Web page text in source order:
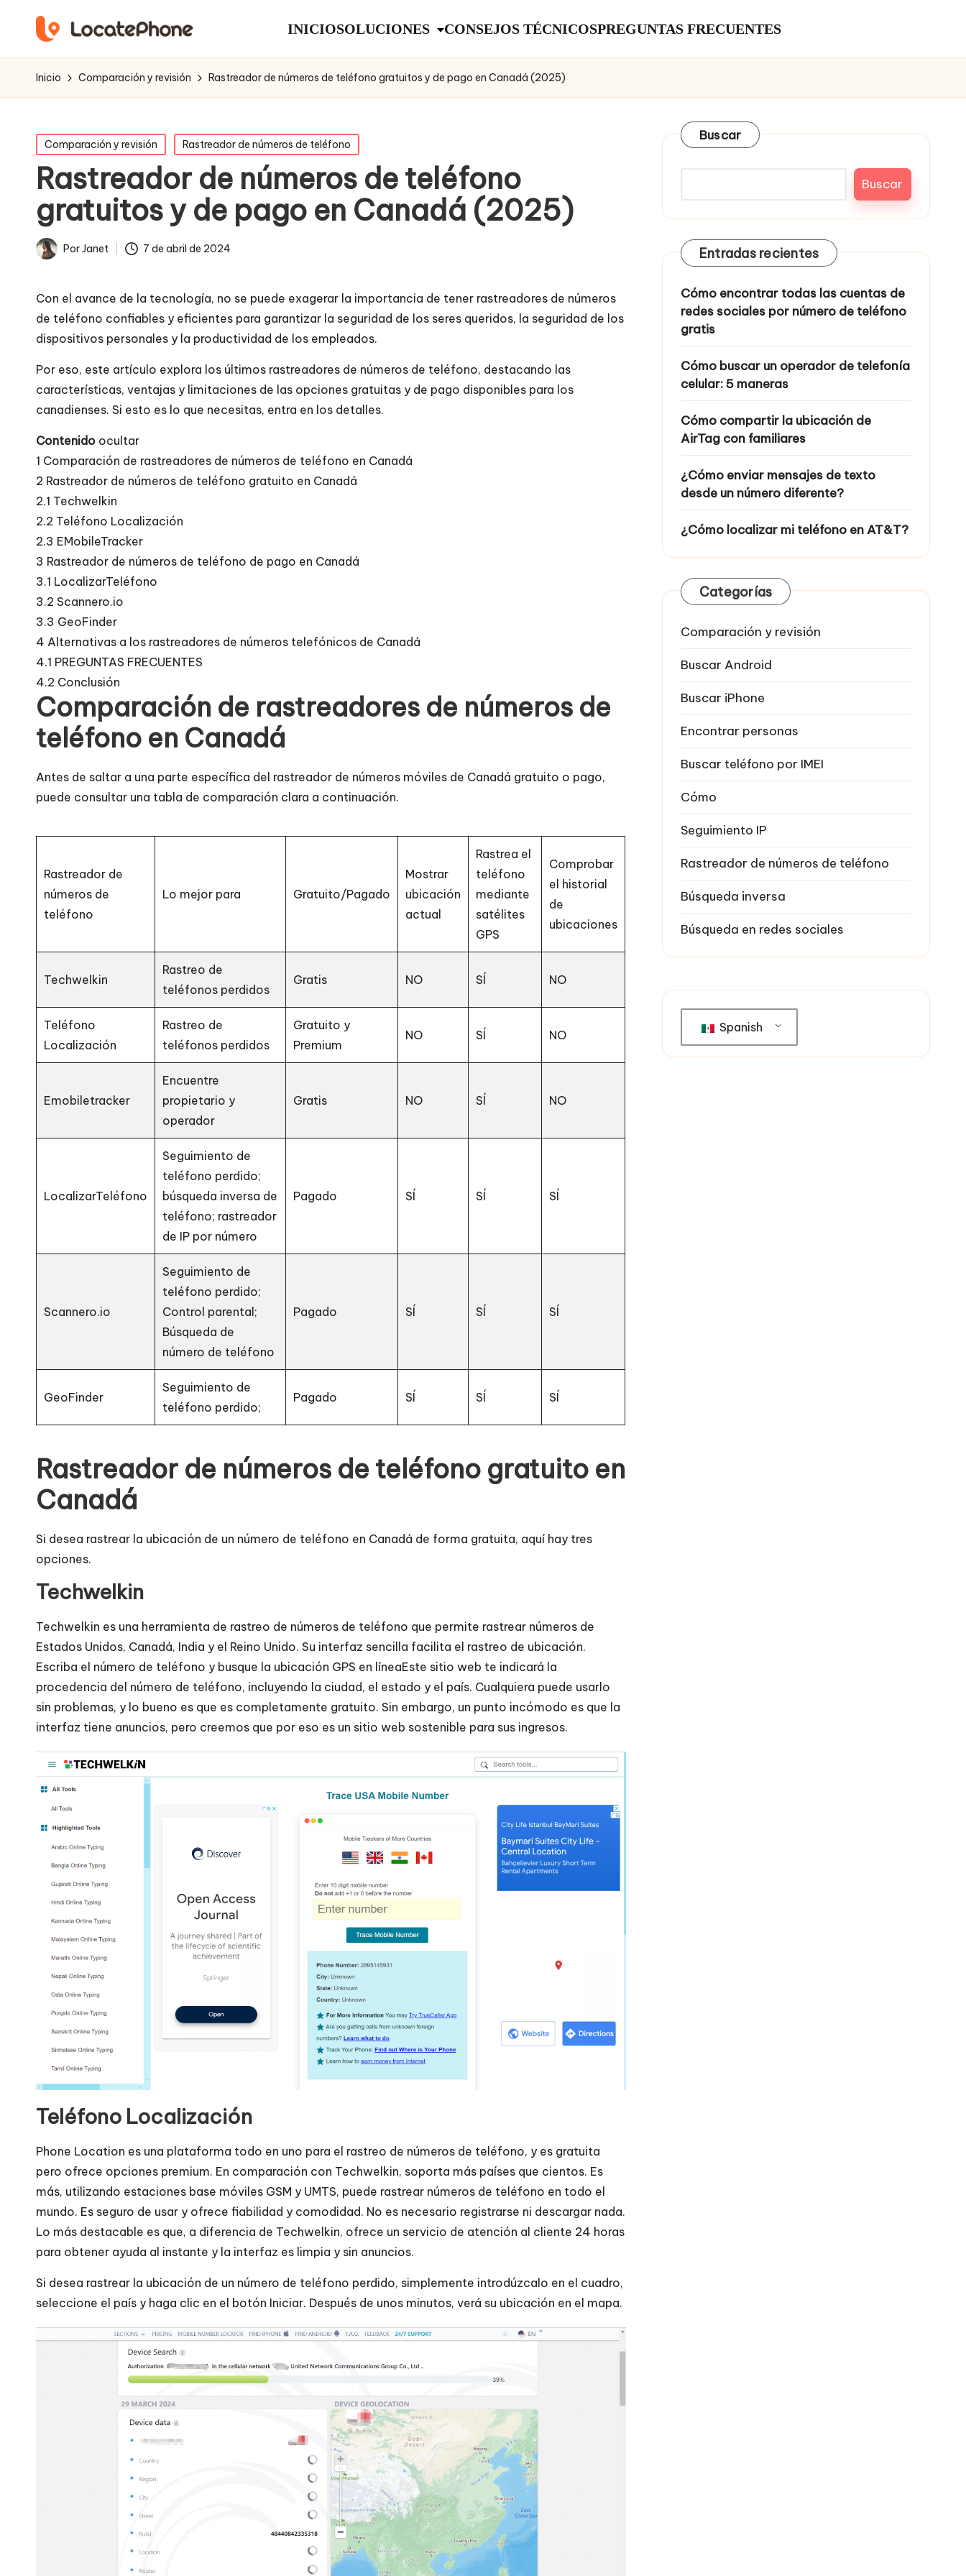
INICIOSOLUCIONES CONSEJOS TÉCNICOSPREGUNTAS FRECUENTES
Inicio Comparación y revisión Rastreador de números de teléfono gratuitos y de pago en Canadá (2025)
Publicado
en
Comparación y revisión Rastreador de números de teléfono
Rastreador de números de teléfono
gratuitos y de pago en Canadá (2025)
Publicado
PorJanet 7 de abril de 2024
Con el avance de la tecnología, no se puede exagerar la importancia de tener rastreadores de números
de teléfono confiables y eficientes para garantizar la seguridad de los seres queridos, la seguridad de los
dispositivos personales y la productividad de los empleados.
Por eso, este artículo explora los últimos rastreadores de números de teléfono, destacando las
características, ventajas y limitaciones de las opciones gratuitas y de pago disponibles para los
canadienses. Si esto es lo que necesitas, entra en los detalles.
Contenido ocultar
1 Comparación de rastreadores de números de teléfono en Canadá
2 Rastreador de números de teléfono gratuito en Canadá
2.1 Techwelkin
2.2 Teléfono Localización
2.3 EMobileTracker
3 Rastreador de números de teléfono de pago en Canadá
3.1 LocalizarTeléfono
3.2 Scannero.io
3.3 GeoFinder
4 Alternativas a los rastreadores de números telefónicos de Canadá
4.1 PREGUNTAS FRECUENTES
4.2 Conclusión
Comparación de rastreadores de números de
teléfono en Canadá
Antes de saltar a una parte específica del rastreador de números móviles de Canadá gratuito o pago,
puede consultar una tabla de comparación clara a continuación.
Rastreador de
números de
teléfono
Lo mejor para Gratuito/Pagado
Mostrar
ubicación
actual
Rastrea el
teléfono
mediante
satélites
GPS
Comprobar
el historial
de
ubicaciones
Techwelkin
Rastreo de
teléfonos perdidos
Gratis NO SÍ NO
Teléfono
Localización
Rastreo de
teléfonos perdidos
Gratuito y
Premium
NO SÍ NO
Emobiletracker
Encuentre
propietario y
operador
Gratis NO SÍ NO
LocalizarTeléfono
Seguimiento de
teléfono perdido;
búsqueda inversa de
teléfono; rastreador
de IP por número
Pagado SÍ SÍ SÍ
Scannero.io
Seguimiento de
teléfono perdido;
Control parental;
Búsqueda de
número de teléfono
Pagado SÍ SÍ SÍ
GeoFinder
Seguimiento de
teléfono perdido;
Pagado SÍ SÍ SÍ
Rastreador de números de teléfono gratuito en
Canadá
Si desea rastrear la ubicación de un número de teléfono en Canadá de forma gratuita, aquí hay tres
opciones.
Techwelkin
Techwelkin es una herramienta de rastreo de números de teléfono que permite rastrear números de
Estados Unidos, Canadá, India y el Reino Unido. Su interfaz sencilla facilita el rastreo de ubicación.
Escriba el número de teléfono y busque la ubicación GPS en líneaEste sitio web te indicará la
procedencia del número de teléfono, incluyendo la ciudad, el estado y el país. Cualquiera puede usarlo
sin problemas, y lo bueno es que es completamente gratuito. Sin embargo, un punto incómodo es que la
interfaz tiene anuncios, pero creemos que por eso es un sitio web sostenible para sus ingresos.
Teléfono Localización
Phone Location es una plataforma todo en uno para el rastreo de números de teléfono, y es gratuita
pero ofrece opciones premium. En comparación con Techwelkin, soporta más países que cientos. Es
más, utilizando estaciones base móviles GSM y UMTS, puede rastrear números de teléfono en todo el
mundo. Es seguro de usar y ofrece fiabilidad y comodidad. No es necesario registrarse ni descargar nada.
Lo más destacable es que, a diferencia de Techwelkin, ofrece un servicio de atención al cliente 24 horas
para obtener ayuda al instante y la interfaz es limpia y sin anuncios.
Si desea rastrear la ubicación de un número de teléfono perdido, simplemente introdúzcalo en el cuadro,
seleccione el país y haga clic en el botón Iniciar. Después de unos minutos, verá su ubicación en el mapa.
Buscar
Buscar
Entradas recientes
Cómo encontrar todas las cuentas de
redes sociales por número de teléfono
gratis
Cómo buscar un operador de telefonía
celular: 5 maneras
Cómo compartir la ubicación de
AirTag con familiares
¿Cómo enviar mensajes de texto
desde un número diferente?
¿Cómo localizar mi teléfono en AT&T?
Categorías
Comparación y revisión
Buscar Android
Buscar iPhone
Encontrar personas
Buscar teléfono por IMEI
Cómo
Seguimiento IP
Rastreador de números de teléfono
Búsqueda inversa
Búsqueda en redes sociales
Spanish